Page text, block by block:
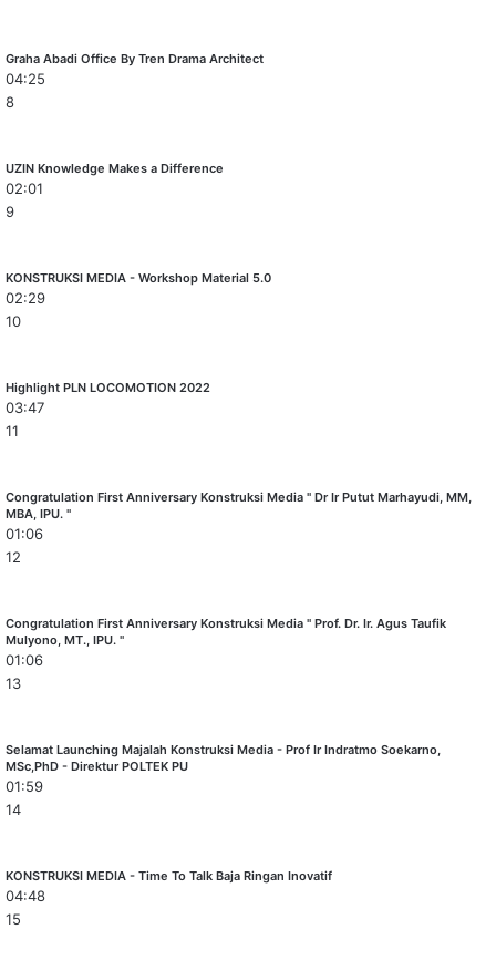
Graha Abadi Office By Tren Drama Architect
04:25
8
UZIN Knowledge Makes a Difference
02:01
9
KONSTRUKSI MEDIA - Workshop Material 5.0
02:29
10
Highlight PLN LOCOMOTION 2022
03:47
11
Congratulation First Anniversary Konstruksi Media " Dr Ir Putut Marhayudi, MM,
MBA, IPU. "
01:06
12
Congratulation First Anniversary Konstruksi Media " Prof. Dr. Ir. Agus Taufik
Mulyono, MT., IPU. "
01:06
13
Selamat Launching Majalah Konstruksi Media - Prof Ir Indratmo Soekarno,
MSc,PhD - Direktur POLTEK PU
01:59
14
KONSTRUKSI MEDIA - Time To Talk Baja Ringan Inovatif
04:48
15